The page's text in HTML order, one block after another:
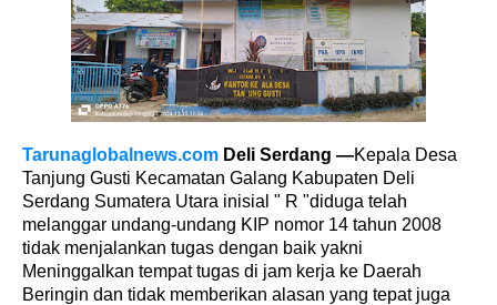
Tarunaglobalnews.com Deli Serdang —Kepala Desa
Tanjung Gusti Kecamatan Galang Kabupaten Deli
Serdang Sumatera Utara inisial " R "diduga telah
melanggar undang-undang KIP nomor 14 tahun 2008
tidak menjalankan tugas dengan baik yakni
Meninggalkan tempat tugas di jam kerja ke Daerah
Beringin dan tidak memberikan alasan yang tepat juga